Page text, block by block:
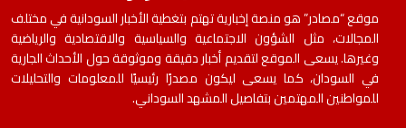
موقع “مصادر” هو منصة إخبارية تهتم بتغطية الأخبار السودانية في مختلف
المجالات، مثل الشؤون الاجتماعية والسياسية والاقتصادية والرياضية
وغيرها. يسعى الموقع لتقديم أخبار دقيقة وموثوقة حول الأحداث الجارية
في السودان، كما يسعى ليكون مصدرًا رئيسيًا للمعلومات والتحليلات
للمواطنين المهتمين بتفاصيل المشهد السوداني.